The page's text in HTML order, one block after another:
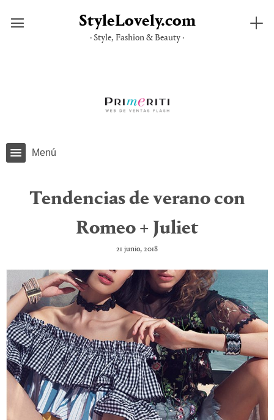
StyleLovely.com
· Style, Fashion & Beauty ·
Menú
Tendencias de verano con
Romeo + Juliet
21 junio, 2018